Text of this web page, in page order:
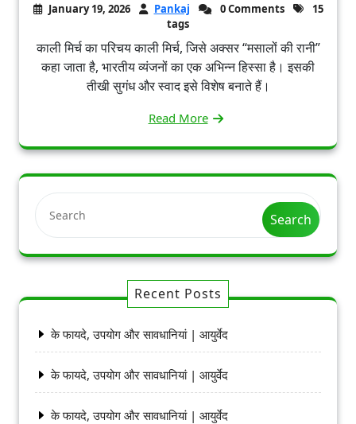
January 19, 2026 Pankaj 0 Comments
15
tags
काली मिर्च का परिचय काली मिर्च, जिसे अक्सर “मसालों की रानी”
कहा जाता है, भारतीय व्यंजनों का एक अभिन्न हिस्सा है। इसकी
तीखी सुगंध और स्वाद इसे विशेष बनाते हैं।
Read More
Search
Recent Posts
के फायदे, उपयोग और सावधानियां | आयुर्वेद
के फायदे, उपयोग और सावधानियां | आयुर्वेद
के फायदे, उपयोग और सावधानियां | आयुर्वेद